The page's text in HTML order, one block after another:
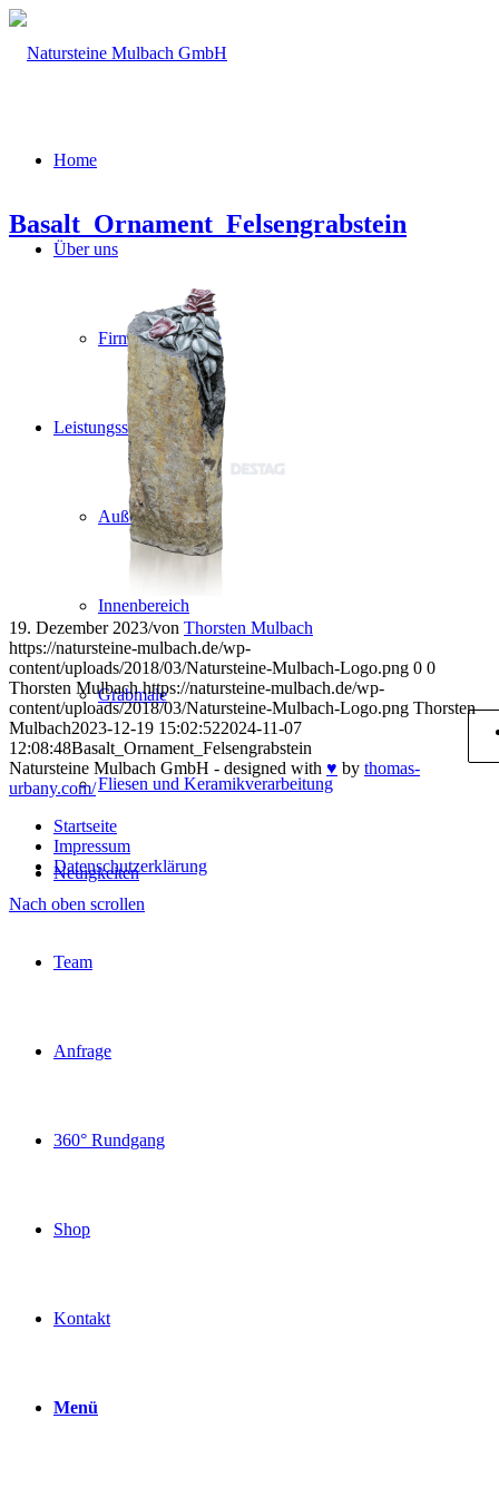
Home
Über uns
Firmengeschichte
Leistungsspektrum
Außenbereich
Innenbereich
Grabmale
Fliesen und Keramikverarbeitung
Neuigkeiten
Team
Anfrage
360° Rundgang
Shop
Kontakt
Menü
Basalt_Ornament_Felsengrabstein
19. Dezember 2023/von Thorsten Mulbach
https://natursteine-mulbach.de/wp-
content/uploads/2018/03/Natursteine-Mulbach-Logo.png 0 0
Thorsten Mulbach https://natursteine-mulbach.de/wp-
content/uploads/2018/03/Natursteine-Mulbach-Logo.png Thorsten
Mulbach2023-12-19 15:02:522024-11-07
12:08:48Basalt_Ornament_Felsengrabstein
Natursteine Mulbach GmbH - designed with ♥ by thomas-
urbany.com/
Startseite
Impressum
Datenschutzerklärung
Nach oben scrollen